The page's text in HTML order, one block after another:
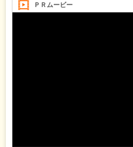
ＰＲムービー